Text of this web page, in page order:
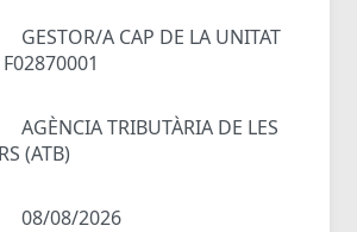
GESTOR/A CAP DE LA UNITAT
AGÈNCIA TRIBUTÀRIA DE LES
(ATB)
08/08/2026